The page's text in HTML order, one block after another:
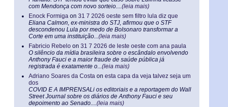
com Mendonça com novo sorteio....(leia mais)
Enock Formiga on 31 7 2026 oeste sem filtro lula diz que
Eliana Calmon, ex-ministra do STJ, afirmou que o STF
descondenou Lula por medo de Bolsonaro transformar a
Corte em uma instituição...(leia mais)
Fabricio Rebelo on 31 7 2026 de leste oeste com ana paula
O silêncio da mídia brasileira sobre o escândalo envolvendo
Anthony Fauci e a maior fraude de saúde pública já
registrada é exatamente o...(leia mais)
Adriano Soares da Costa on esta capa da veja talvez seja um
dos
COVID E A IMPRENSALi os editoriais e a reportagem do Wall
Street Journal sobre os diários de Anthony Fauci e seu
depoimento ao Senado....(leia mais)